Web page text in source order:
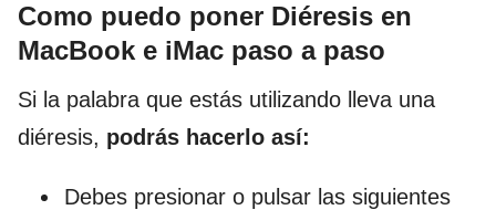
Como puedo poner Diéresis en
MacBook e iMac paso a paso
Si la palabra que estás utilizando lleva una
diéresis, podrás hacerlo así:
Debes presionar o pulsar las siguientes